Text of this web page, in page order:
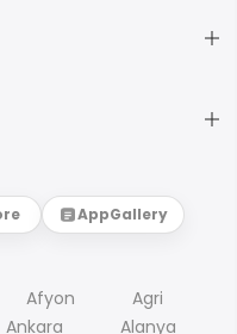
AppGallery
Afyon
Agri
Ankara Alanya